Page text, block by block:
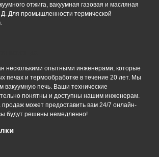
отжига, вакуумная газовая и масляная
Д. Для промышленности термической
несколькими опытными инженерами, которые
печах и термообработке в течение 20 лет. Мы
вакуумную печь. Ваши технические
понятны и доступны нашим инженерам.
может предоставить вам 24/7 онлайн-
будут решены немедленно!